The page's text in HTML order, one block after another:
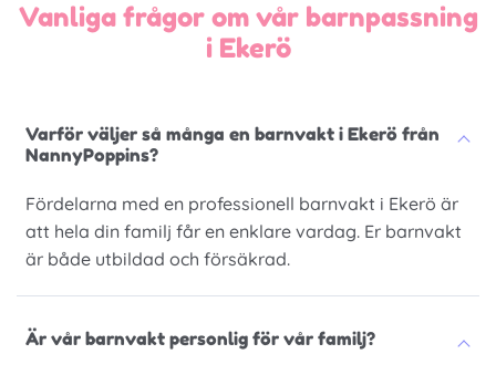
Vanliga frågor om vår barnpassning
i Ekerö
Varför väljer så många en barnvakt i Ekerö från
NannyPoppins?
Fördelarna med en professionell barnvakt i Ekerö är
att hela din familj får en enklare vardag. Er barnvakt
är både utbildad och försäkrad.
Är vår barnvakt personlig för vår familj?